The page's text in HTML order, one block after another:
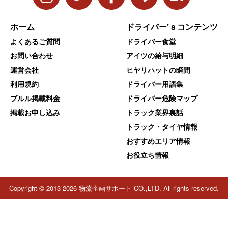
ホーム
よくあるご質問
お問い合わせ
運営会社
利用規約
ブルル掲載料金
掲載お申し込み
ドライバー’ｓコンテンツ
ドライバー食堂
アイツの給与明細
ヒヤリハットの瞬間
ドライバー用語集
ドライバー危険マップ
トラック業界裏話
トラック・タイヤ情報
おすすめエリア情報
お役立ち情報
Copyright © 2013-2026 物流企画サポート CO.,LTD. All rights reserved.